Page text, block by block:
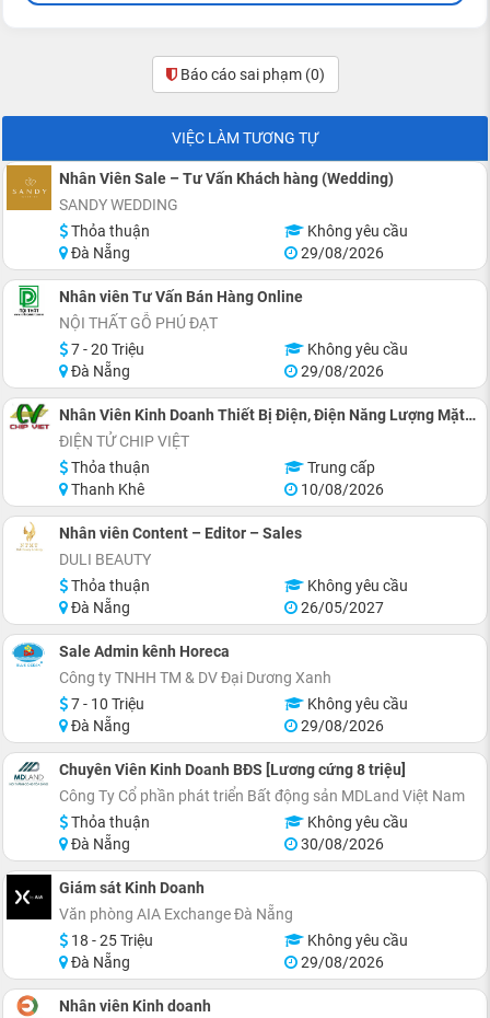
Báo cáo sai phạm (0)
VIỆC LÀM TƯƠNG TỰ
Nhân Viên Sale – Tư Vấn Khách hàng (Wedding)
SANDY WEDDING
Thỏa thuận
Không yêu cầu
Đà Nẵng
29/08/2026
Nhân viên Tư Vấn Bán Hàng Online
NỘI THẤT GỖ PHÚ ĐẠT
7 - 20 Triệu
Không yêu cầu
Đà Nẵng
29/08/2026
Nhân Viên Kinh Doanh Thiết Bị Điện, Điện Năng Lượng Mặt Trời
ĐIỆN TỬ CHIP VIỆT
Thỏa thuận
Trung cấp
Thanh Khê
10/08/2026
Nhân viên Content – Editor – Sales
DULI BEAUTY
Thỏa thuận
Không yêu cầu
Đà Nẵng
26/05/2027
Sale Admin kênh Horeca
Công ty TNHH TM & DV Đại Dương Xanh
7 - 10 Triệu
Không yêu cầu
Đà Nẵng
29/08/2026
Chuyên Viên Kinh Doanh BĐS [Lương cứng 8 triệu]
Công Ty Cổ phần phát triển Bất động sản MDLand Việt Nam
Thỏa thuận
Không yêu cầu
Đà Nẵng
30/08/2026
Giám sát Kinh Doanh
Văn phòng AIA Exchange Đà Nẵng
18 - 25 Triệu
Không yêu cầu
Đà Nẵng
29/08/2026
Nhân viên Kinh doanh